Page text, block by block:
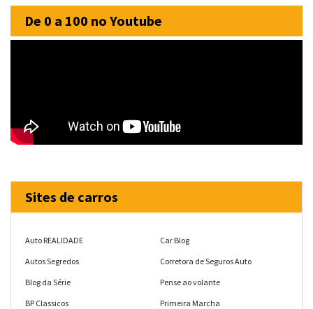
De 0 a 100 no Youtube
Sites de carros
Auto REALIDADE
Autos Segredos
Blog da Série
BP Classicos
Car Blog
Corretora de Seguros Auto
Pense ao volante
Primeira Marcha